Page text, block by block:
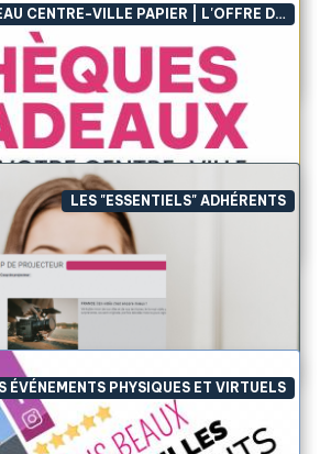
Fédération Nationale des Centres-
spectacles de partage où se mêlent
les bonnes idées et des mi...
Angle sur les villes
les villes®revient sur l'événement
"Les plus beaux centres-villes
commerçants" !
en réseau des adhérents
construit avec les forces de chaque
adhérent, ensemble.
LE CHÈQUE CADEAU CENTRE-VILLE PAPIER | L'OFFRE DIGITALE TOUT-EN-UN
cadeau centre-ville
LES "ESSENTIELS" ADHÉRENTS
ÉVÉNEMENTS PHYSIQUES ET VIRTUELS